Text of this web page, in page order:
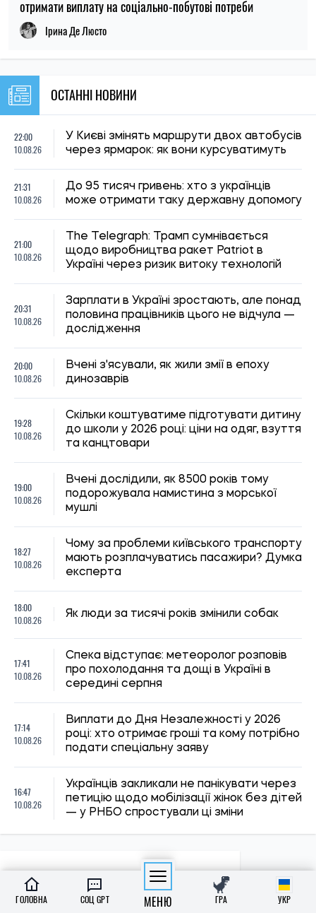
21:00
10.08.26
The Telegraph: Трамп сумнівається
Україні через ризик витоку технологій
20:31
10.08.26
дослідження
20:00
10.08.26
Вчені з'ясували, як жили змії в епоху
динозаврів
19:28
10.08.26
Скільки коштуватиме підготувати дитину
до школи у 2026 році: ціни на одяг, взуття
19:00
Вчені дослідили, як 8500 років тому
подорожувала намистина з морської
18:27
Чому за проблеми київського транспорту
мають розплачуватись пасажири? Думка
18:00
Як люди за тисячі років змінили собак
17:41
Спека відступає: метеоролог розповів
про похолодання та дощі в Україні в
17:14
Виплати до Дня Незалежності у 2026
році: хто отримає гроші та кому потрібно
16:47
Українців закликали не панікувати через
петицію щодо мобілізації жінок без дітей
ГОЛОВНА СОЦ GPT МЕНЮ ГРА УКР